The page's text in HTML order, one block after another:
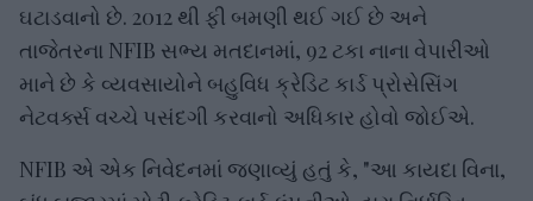
ઘટાડવાનો છે. 2012 થી ફી બમણી થઈ ગઈ છે અને
તાજેતરના NFIB સભ્ય મતદાનમાં, 92 ટકા નાના વેપારીઓ
માને છે કે વ્યવસાયોને બહુવિધ ક્રેડિટ કાર્ડ પ્રોસેસિંગ
નેટવર્ક્સ વચ્ચે પસંદગી કરવાનો અધિકાર હોવો જોઈએ.
NFIB એ એક નિવેદનમાં જણાવ્યું હતું કે, "આ કાયદા વિના,